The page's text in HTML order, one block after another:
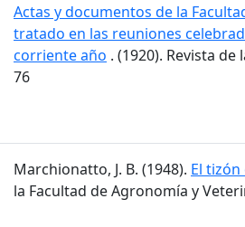
Actas y documentos de la
tratado en las reuniones
corriente año . (1920). Revista
76
Marchionatto, J. B. (1948). El
la Facultad de Agronomía y